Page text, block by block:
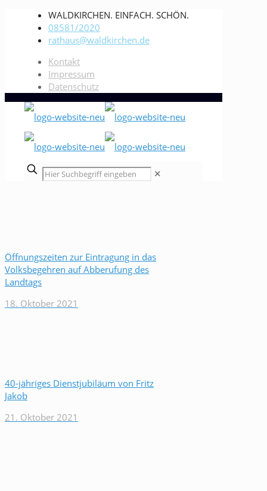
WALDKIRCHEN. EINFACH. SCHÖN.
08581/2020
rathaus@waldkirchen.de
Kontakt
Impressum
Datenschutz
✕
Öffnungszeiten zur Eintragung in das
Volksbegehren auf Abberufung des
Landtags
18. Oktober 2021
40-jähriges Dienstjubiläum von Fritz
Jakob
21. Oktober 2021